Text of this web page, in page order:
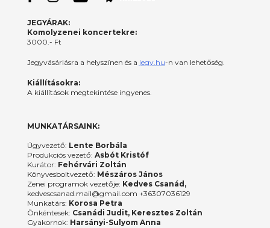
JEGYÁRAK:
Komolyzenei koncertekre:
3000.- Ft
Jegyvásárlásra a helyszínen és a jegy.hu-n van lehetőség.
Kiállításokra:
A kiállítások megtekintése ingyenes.
MUNKATÁRSAINK:
Ügyvezető: Lente Borbála
Produkciós vezető: Asbót Kristóf
Kurátor: Fehérvári Zoltán
Könyvesboltvezető: Mészáros János
Zenei programok vezetője: Kedves Csanád,
kedvescsanad.mail@gmail.com +36307036129
Munkatárs: Korosa Petra
Önkéntesek: Csanádi Judit, Keresztes Zoltán
Gyakornok: Harsányi-Sulyom Anna